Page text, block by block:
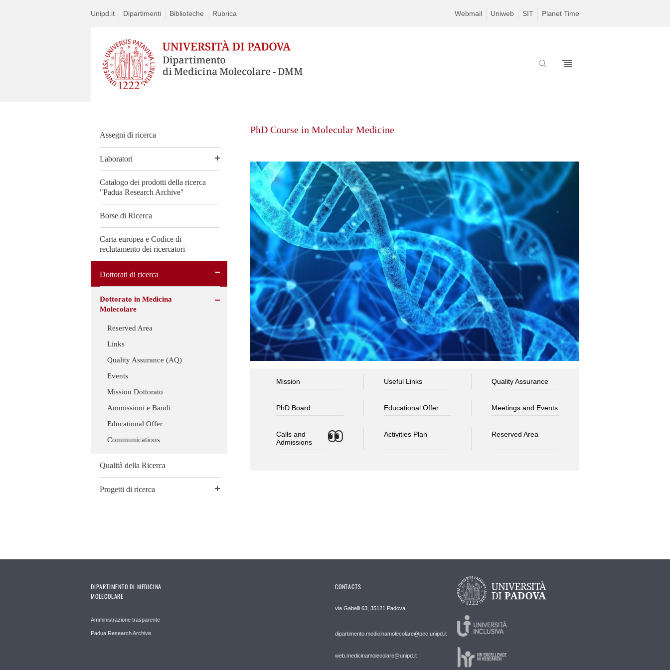
Unipd.it Dipartimenti Biblioteche Rubrica Webmail Uniweb SIT Planet Time
Assegni di ricerca
Laboratori
Catalogo dei prodotti della ricerca
"Padua Research Archive"
Borse di Ricerca
Carta europea e Codice di
reclutamento dei ricercatori
Dottorati di ricerca
Dottorato in Medicina
Molecolare
Reserved Area
Links
Quality Assurance (AQ)
Events
Mission Dottorato
Ammissioni e Bandi
Educational Offer
Communications
Qualità della Ricerca
Progetti di ricerca
PhD Course in Molecular Medicine
Mission Useful Links Quality Assurance
PhD Board Educational Offer Meetings and Events
Calls and
Admissions
Activities Plan Reserved Area
DIPARTIMENTO DI MEDICINA
MOLECOLARE
Amministrazione trasparente
Padua Research Archive
CONTACTS
via Gabelli 63, 35121 Padova
dipartimento.medicinamolecolare@pec.unipd.it
web.medicinamolecolare@unipd.it